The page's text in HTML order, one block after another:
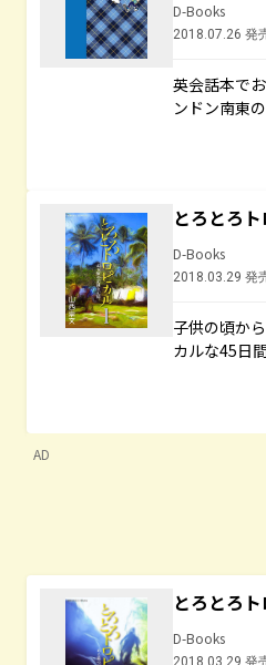
D-Books
2018.07.26 発
英会話本で
ンドン南東
とろとろ
D-Books
2018.03.29 発
子供の頃か
カルな45日
AD
とろとろ
D-Books
2018.03.29 発